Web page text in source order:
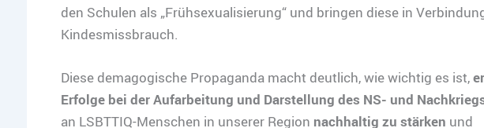
den Schulen als „Frühsexualisierung“ und bringen diese in
Kindesmissbrauch.
Diese demagogische Propaganda macht deutlich, wie wichtig es ist,
Erfolge bei der Aufarbeitung und Darstellung des NS- und
an LSBTTIQ-Menschen in unserer Region nachhaltig zu stärken und